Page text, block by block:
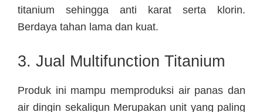
titanium sehingga anti karat serta klorin.
Berdaya tahan lama dan kuat.
3. Jual Multifunction Titanium
Produk ini mampu memproduksi air panas dan
air dingin sekaligun Merupakan unit yang paling